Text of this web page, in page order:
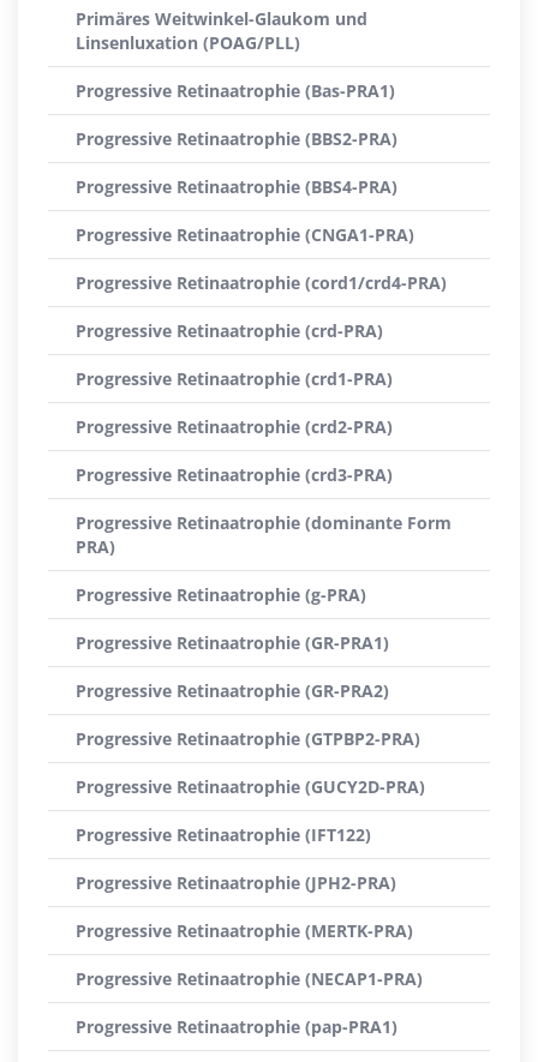
Primäres Weitwinkel-Glaukom und
Linsenluxation (POAG/PLL)
Progressive Retinaatrophie (Bas-PRA1)
Progressive Retinaatrophie (BBS2-PRA)
Progressive Retinaatrophie (BBS4-PRA)
Progressive Retinaatrophie (CNGA1-PRA)
Progressive Retinaatrophie (cord1/crd4-PRA)
Progressive Retinaatrophie (crd-PRA)
Progressive Retinaatrophie (crd1-PRA)
Progressive Retinaatrophie (crd2-PRA)
Progressive Retinaatrophie (crd3-PRA)
Progressive Retinaatrophie (dominante Form
PRA)
Progressive Retinaatrophie (g-PRA)
Progressive Retinaatrophie (GR-PRA1)
Progressive Retinaatrophie (GR-PRA2)
Progressive Retinaatrophie (GTPBP2-PRA)
Progressive Retinaatrophie (GUCY2D-PRA)
Progressive Retinaatrophie (IFT122)
Progressive Retinaatrophie (JPH2-PRA)
Progressive Retinaatrophie (MERTK-PRA)
Progressive Retinaatrophie (NECAP1-PRA)
Progressive Retinaatrophie (pap-PRA1)